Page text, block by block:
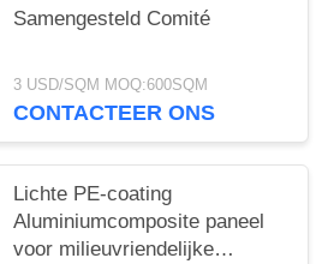
Samengesteld Comité
3 USD/SQM MOQ:600SQM
CONTACTEER ONS
Lichte PE-coating
Aluminiumcomposite paneel
voor milieuvriendelijke